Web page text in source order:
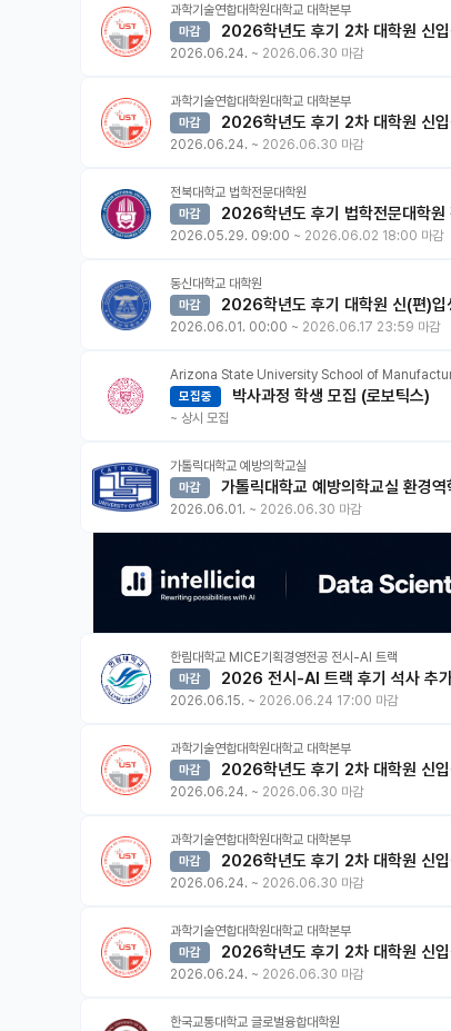
과학기술연합대학원대학교 대학본부
마감 2026학년도 후기 2차 대학원 신입
2026.06.24. ~ 2026.06.30 마감
과학기술연합대학원대학교 대학본부
마감 2026학년도 후기 2차 대학원 신
2026.06.24. ~ 2026.06.30 마감
전북대학교 법학전문대학원
마감 2026학년도 후기 법학전문대학원
2026.05.29. 09:00 ~ 2026.06.02 18:00 마감
동신대학교 대학원
마감 2026학년도 후기 대학원 신(편)입
2026.06.01. 00:00 ~ 2026.06.17 23:59 마감
Arizona State University School of
모집중 박사과정 학생 모집 (로보틱스)
~ 상시 모집
가톨릭대학교 예방의학교실
마감 가톨릭대학교 예방의학교실 환경
2026.06.01. ~ 2026.06.30 마감
한림대학교 MICE기획경영전공 전시-AI 트랙
마감 2026 전시-AI 트랙 후기 석사 추
2026.06.15. ~ 2026.06.24 17:00 마감
과학기술연합대학원대학교 대학본부
마감 2026학년도 후기 2차 대학원 신
2026.06.24. ~ 2026.06.30 마감
과학기술연합대학원대학교 대학본부
마감 2026학년도 후기 2차 대학원 신
2026.06.24. ~ 2026.06.30 마감
과학기술연합대학원대학교 대학본부
마감 2026학년도 후기 2차 대학원 신
2026.06.24. ~ 2026.06.30 마감
한국교통대학교 글로벌융합대학원